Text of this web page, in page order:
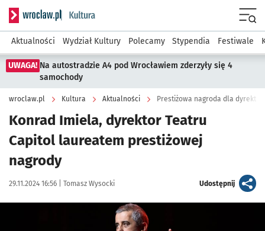
Serwis informacyjny wroclaw.pl podserwis: Kultura
Aktualności Wydział Kultury Polecamy Stypendia Festiwale
UWAGA! Na autostradzie A4 pod Wrocławiem zderzyły się 4
samochody
wroclaw.pl Kultura Aktualności Prestiżowa nagroda dla
Konrad Imiela, dyrektor Teatru
Capitol laureatem prestiżowej
nagrody
Data publikacji:
29.11.2024 16:56 | Autor:
Tomasz Wysocki Udostępnijartykuł